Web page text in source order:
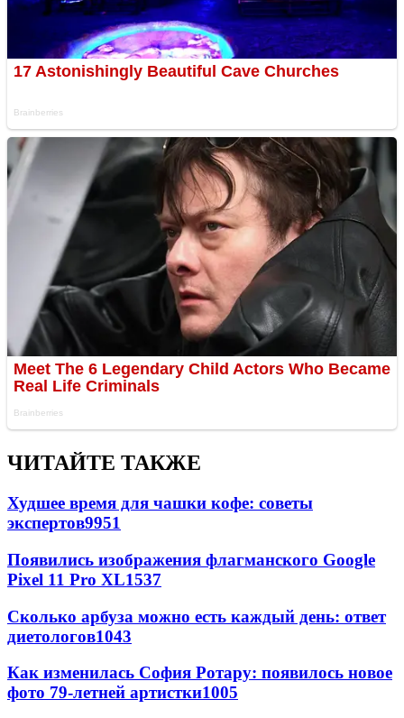
ЧИТАЙТЕ ТАКЖЕ
Худшее время для чашки кофе: советы
экспертов9951
Появились изображения флагманского Google
Pixel 11 Pro XL1537
Сколько арбуза можно есть каждый день: ответ
диетологов1043
Как изменилась София Ротару: появилось новое
фото 79-летней артистки1005